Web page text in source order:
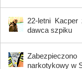
22-letni
dawca szpiku
narkotykowy w